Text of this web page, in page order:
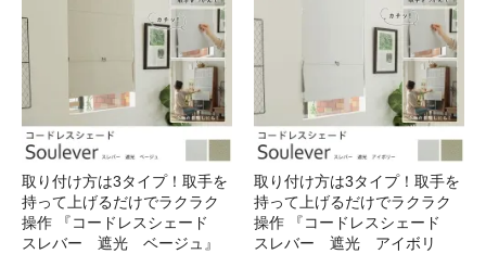
取り付け方は3タイプ！取手を
持って上げるだけでラクラク
操作 『コードレスシェード
スレバー 遮光 ベージュ』
取り付け方は3タイプ！取手を
持って上げるだけでラクラク
操作 『コードレスシェード
スレバー 遮光 アイボリ